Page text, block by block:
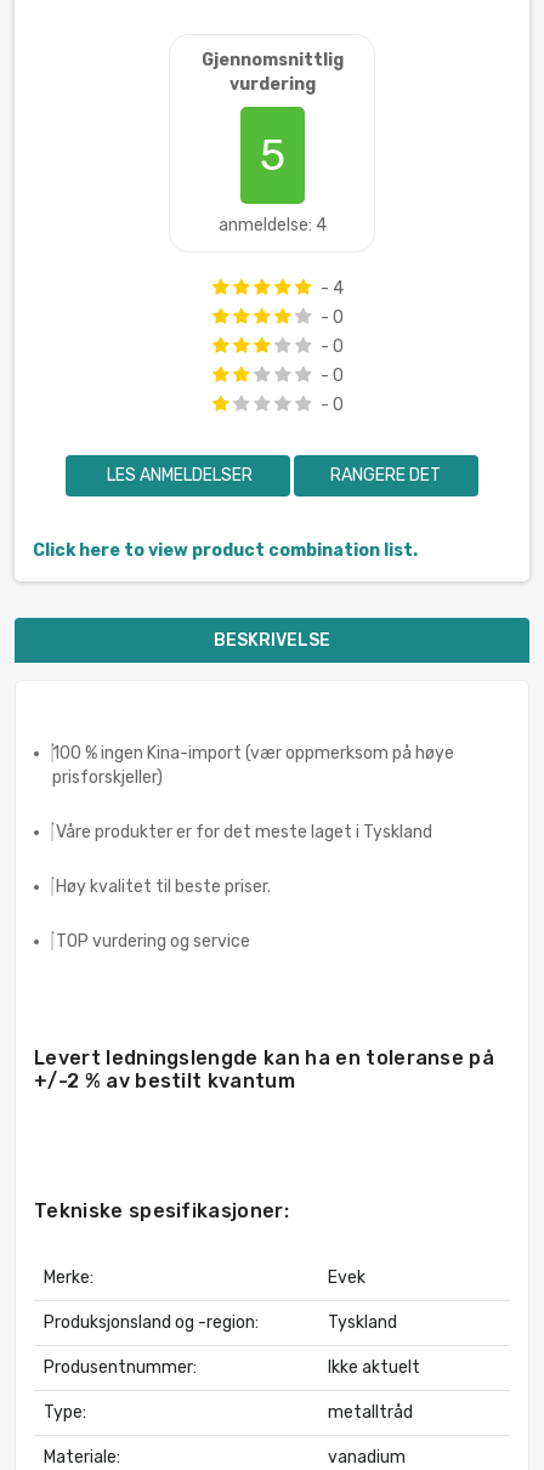
Gjennomsnittlig
vurdering
5
anmeldelse: 4
- 4
- 0
- 0
- 0
- 0
LES ANMELDELSER RANGERE DET
Click here to view product combination list.
BESKRIVELSE
100 % ingen Kina-import (vær oppmerksom på høye
prisforskjeller)
Våre produkter er for det meste laget i Tyskland
Høy kvalitet til beste priser.
TOP vurdering og service
Levert ledningslengde kan ha en toleranse på
+/-2 % av bestilt kvantum
Tekniske spesifikasjoner:
Merke: Evek
Produksjonsland og -region: Tyskland
Produsentnummer: Ikke aktuelt
Type: metalltråd
Materiale: vanadium